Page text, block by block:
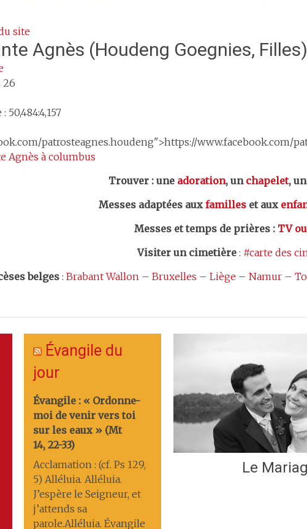
site
Agnès (Houdeng Goegnies,
26
patrosteagnes.houdeng">https://www.facebook.com/
Agnès à columbus
Trouver : une adoration, un chapelet,
Messes adaptées aux familles et aux
Messes et temps de prières : TV
Visiter un cimetière : #carte des
belges: Brabant Wallon – Bruxelles – Liège – Namur –
Évangile du
jour
Évangile : « Ordonne-
moi de venir vers toi
sur les eaux » (Mt
14, 22-33)
Acclamation : (cf. Ps 129,
5) Alléluia. Alléluia.
J’espère le Seigneur, et
j’attends sa
parole.Alléluia. Évangile
Le